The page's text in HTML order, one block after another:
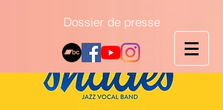
Dossier de presse